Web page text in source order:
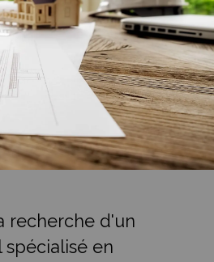
recherche d'un
spécialisé en